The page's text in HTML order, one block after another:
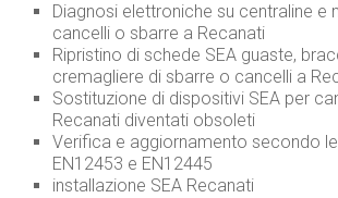
Diagnosi elettroniche su centraline e
cancelli o sbarre a Recanati
Ripristino di schede SEA guaste,
cremagliere di sbarre o cancelli a
Sostituzione di dispositivi SEA per
Recanati diventati obsoleti
Verifica e aggiornamento secondo
EN12453 e EN12445
installazione SEA Recanati